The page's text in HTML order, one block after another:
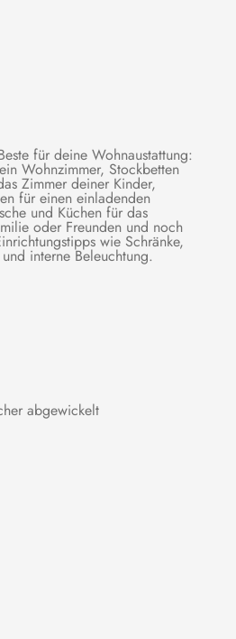
für deine Wohnaustattung:
Wohnzimmer, Stockbetten
Zimmer deiner Kinder,
für einen einladenden
und Küchen für das
oder Freunden und noch
wie Schränke,
interne Beleuchtung.
abgewickelt